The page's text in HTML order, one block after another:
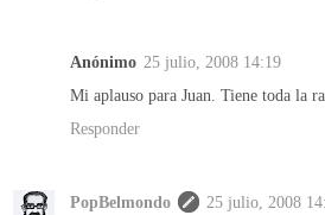
Anónimo 25 julio, 2008 14:19
Mi aplauso para Juan. Tiene toda la
Responder
PopBelmondo
25 julio, 2008